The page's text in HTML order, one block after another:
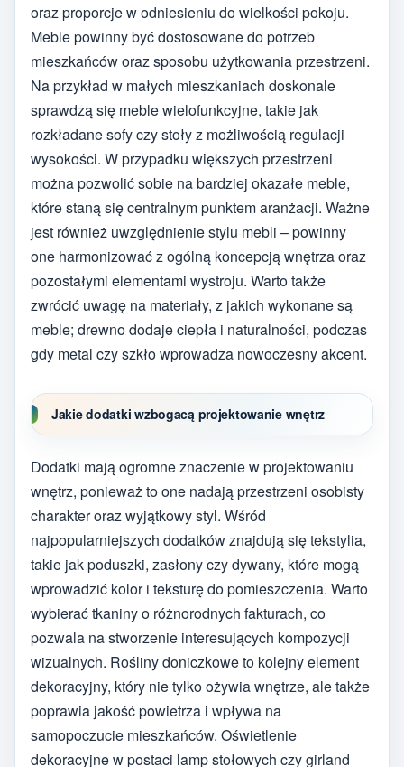
oraz proporcje w odniesieniu do wielkości pokoju.
Meble powinny być dostosowane do potrzeb
mieszkańców oraz sposobu użytkowania przestrzeni.
Na przykład w małych mieszkaniach doskonale
sprawdzą się meble wielofunkcyjne, takie jak
rozkładane sofy czy stoły z możliwością regulacji
wysokości. W przypadku większych przestrzeni
można pozwolić sobie na bardziej okazałe meble,
które staną się centralnym punktem aranżacji. Ważne
jest również uwzględnienie stylu mebli – powinny
one harmonizować z ogólną koncepcją wnętrza oraz
pozostałymi elementami wystroju. Warto także
zwrócić uwagę na materiały, z jakich wykonane są
meble; drewno dodaje ciepła i naturalności, podczas
gdy metal czy szkło wprowadza nowoczesny akcent.
Jakie dodatki wzbogacą projektowanie wnętrz
Dodatki mają ogromne znaczenie w projektowaniu
wnętrz, ponieważ to one nadają przestrzeni osobisty
charakter oraz wyjątkowy styl. Wśród
najpopularniejszych dodatków znajdują się tekstylia,
takie jak poduszki, zasłony czy dywany, które mogą
wprowadzić kolor i teksturę do pomieszczenia. Warto
wybierać tkaniny o różnorodnych fakturach, co
pozwala na stworzenie interesujących kompozycji
wizualnych. Rośliny doniczkowe to kolejny element
dekoracyjny, który nie tylko ożywia wnętrze, ale także
poprawia jakość powietrza i wpływa na
samopoczucie mieszkańców. Oświetlenie
dekoracyjne w postaci lamp stołowych czy girland